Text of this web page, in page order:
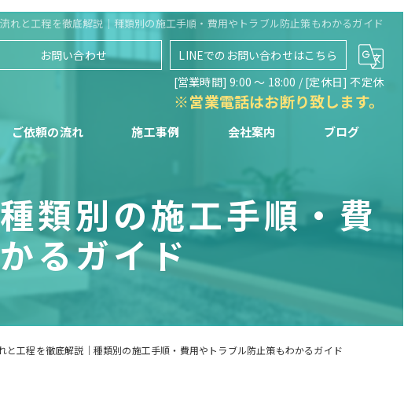
れと工程を徹底解説｜種類別の施工手順・費用やトラブル防止策もわかるガイド
お問い合わせ
LINEでのお問い合わせはこちら
[営業時間] 9:00 〜 18:00 / [定休日] 不定休
※営業電話はお断り致します。
ご依頼の流れ 施工事例 会社案内 ブログ
類別の施工手順・費
るガイド
と工程を徹底解説｜種類別の施工手順・費用やトラブル防止策もわかるガイド